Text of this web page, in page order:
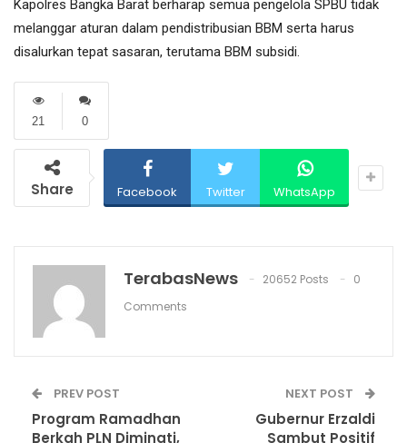
Kapolres Bangka Barat berharap semua pengelola SPBU tidak
melanggar aturan dalam pendistribusian BBM serta harus
disalurkan tepat sasaran, terutama BBM subsidi.
0
21
Share Facebook Twitter WhatsApp
TerabasNews 20652 Posts
0
Comments
PREV POST
Program Ramadhan
Berkah PLN Diminati,
NEXT POST
Gubernur Erzaldi
Sambut Positif